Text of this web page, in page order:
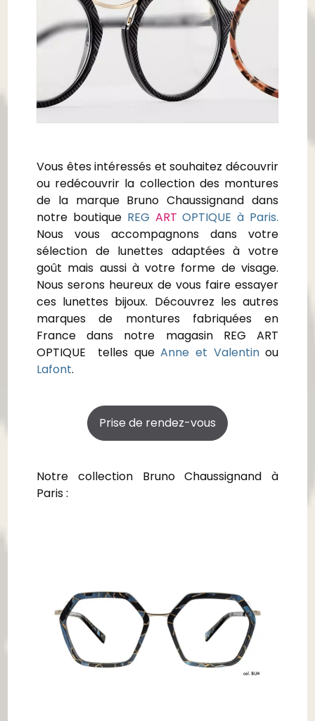
Vous êtes intéressés et souhaitez découvrir
ou redécouvrir la collection des montures
de la marque Bruno Chaussignand dans
notre boutique REG ART OPTIQUE à Paris.
Nous vous accompagnons dans votre
sélection de lunettes adaptées à votre
goût mais aussi à votre forme de visage.
Nous serons heureux de vous faire essayer
ces lunettes bijoux. Découvrez les autres
marques de montures fabriquées en
France dans notre magasin REG ART
OPTIQUE telles queAnne et Valentinou
Lafont.
Prise de rendez-vous
Notre collection Bruno Chaussignand à
Paris :